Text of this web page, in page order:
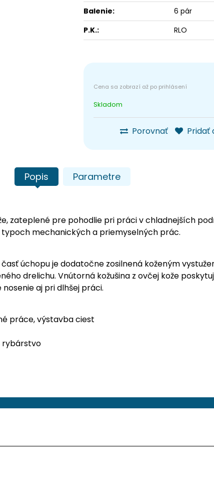
Skladom
Porovnať Pridať
Balenie:
6 pár
P.K.:
RLO
Popis Parametre
zateplené pre pohodlie pri práci v chladnejších
mechanických a priemyselných prác.
úchopu je dodatočne zosilnená koženým
drelichu. Vnútorná kožušina z ovčej kože
aj pri dlhšej práci.
práce, výstavba ciest
rybárstvo